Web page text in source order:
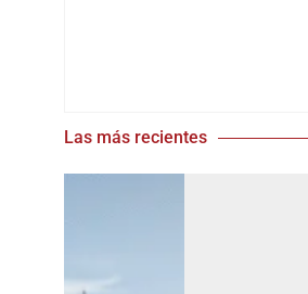
Las más recientes